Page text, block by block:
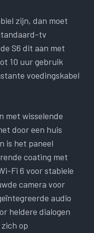
zijn, dan moet
tv
S6 dit aan met
10 uur gebruik
voedingskabel
met wisselende
door een huis
is het paneel
coating met
Fi 6 voor stabiele
camera voor
audio
heldere dialogen
op